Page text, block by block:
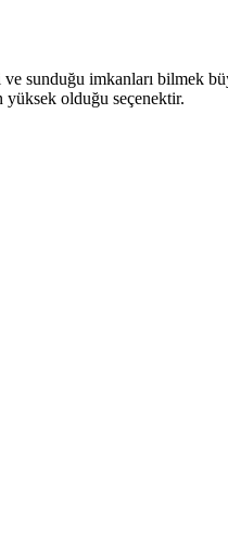
sunduğu imkanları bilmek
yüksek olduğu seçenektir.